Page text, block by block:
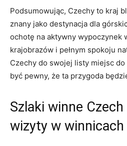
Podsumowując, Czechy to kraj
znany jako destynacja ‍dla
​ochotę na aktywny wypoczynek
krajobrazów i pełnym ‌spokoju
Czechy do swojej ‌listy miejsc
być pewny, że ta przygoda
Szlaki winne
wizyty w⁢ winnicach